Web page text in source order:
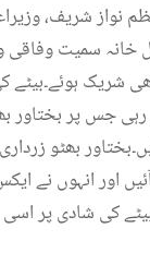
نواز شریف،
خانہ سمیت وفاقی
شریک ہوئے۔بیٹے
جس پر بختاور
بھٹو
اور انہوں نے
بیٹے کی شادی پر